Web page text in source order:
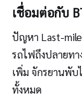
เชื่อมต่อกับ
ปัญหา Last-
รถไฟถึงปลายท
เพิ่ม จักรยานพั
ทั้งหมด